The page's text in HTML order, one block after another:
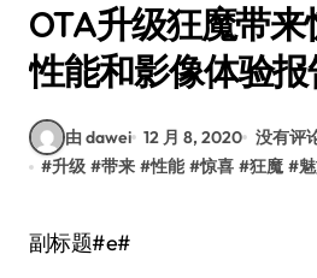
OTA升级狂魔带来
性能和影像体验报
由 dawei 12 月 8, 2020 没有评
#升级 #带来 #性能 #惊喜 #狂魔 #
副标题#e#